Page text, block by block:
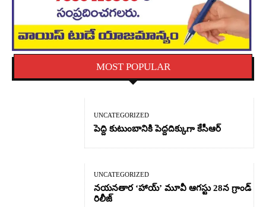
MOST POPULAR
UNCATEGORIZED
పెద్ది కుటుంబానికి పెద్దదిక్కుగా కేసీఆర్
UNCATEGORIZED
నయనతార ‘హాయ్’ మూవీ ఆగస్టు 28న గ్రాండ్
రిలీజ్